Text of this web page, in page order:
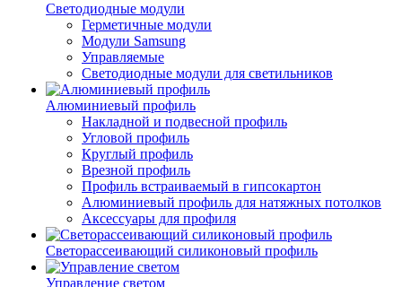
Светодиодные модули
Герметичные модули
Модули Samsung
Управляемые
Светодиодные модули для светильников
Алюминиевый профиль
Накладной и подвесной профиль
Угловой профиль
Круглый профиль
Врезной профиль
Профиль встраиваемый в гипсокартон
Алюминиевый профиль для натяжных потолков
Аксессуары для профиля
Светорассеивающий силиконовый профиль
Управление светом